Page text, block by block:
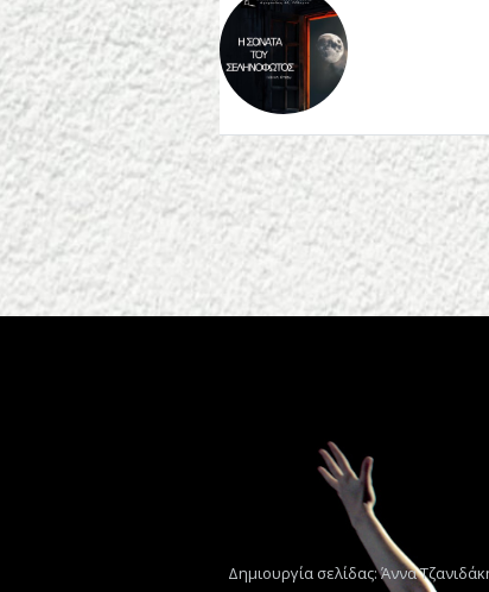
Δημιουργία σελίδας: Άννα